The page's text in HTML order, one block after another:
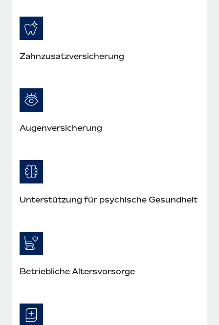
Zahnzusatzversicherung
Augenversicherung
Unterstützung für psychische Gesundheit
Betriebliche Altersvorsorge